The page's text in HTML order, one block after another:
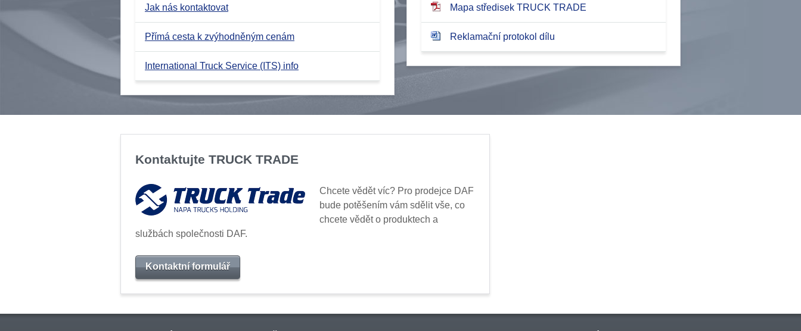
Jak nás kontaktovat
Přímá cesta k zvýhodněným cenám
International Truck Service (ITS) info
Mapa středisek TRUCK TRADE
Reklamační protokol dílu
Kontaktujte TRUCK TRADE
Chcete vědět víc? Pro prodejce DAF
bude potěšením vám sdělit vše, co
chcete vědět o produktech a
službách společnosti DAF.
Kontaktní formulář